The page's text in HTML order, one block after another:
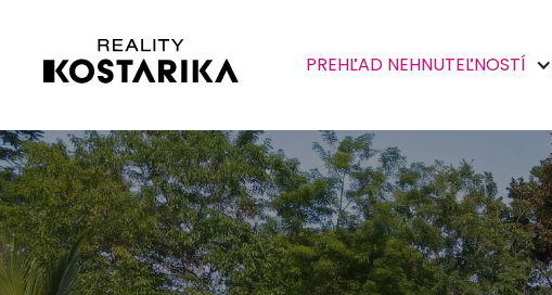
PREHĽAD NEHNUTEĽNOSTÍ